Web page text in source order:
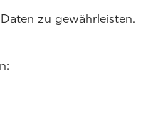
zu gewährleisten.